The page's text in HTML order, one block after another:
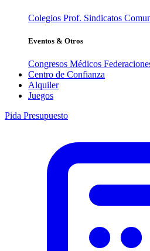
Colegios Prof. Sindicatos
Eventos & Otros
Congresos Médicos
Centro de Confianza
Alquiler
Juegos
Pida Presupuesto